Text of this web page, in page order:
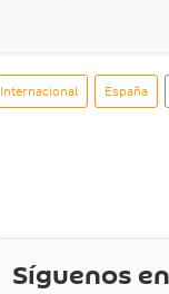
Internacional España
Síguenos en